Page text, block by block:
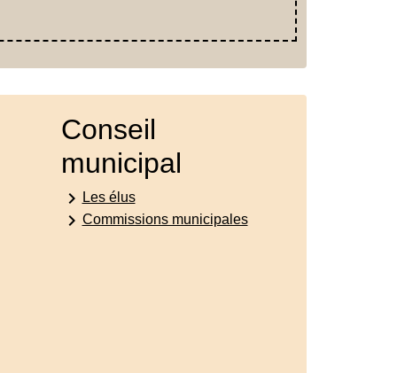
Conseil
municipal
keyboard_arrow_right Les élus
keyboard_arrow_rightCommissions municipales